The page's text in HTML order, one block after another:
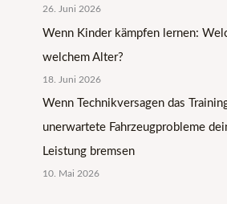
26. Juni 2026
Wenn Kinder kämpfen lernen:
welchem Alter?
18. Juni 2026
Wenn Technikversagen das
unerwartete Fahrzeugprobleme
Leistung bremsen
10. Mai 2026